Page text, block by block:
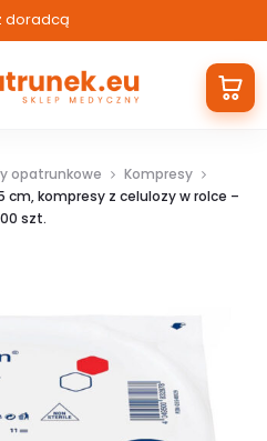
doradcą
opatrunkowe
Kompresy
cm, kompresy z celulozy w rolce –
szt.